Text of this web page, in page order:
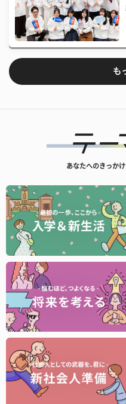
も
あなたへのきっか